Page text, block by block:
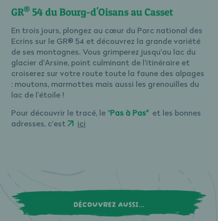
GR® 54 du Bourg-d'Oisans au Casset
En trois jours, plongez au cœur du Parc national des
Ecrins sur le GR® 54 et découvrez la grande variété
de ses montagnes. Vous grimperez jusqu'au lac du
glacier d'Arsine, point culminant de l'itinéraire et
croiserez sur votre route toute la faune des alpages
: moutons, marmottes mais aussi les grenouilles du
lac de l'étoile !
Pour découvrir le tracé, le "Pas à Pas"et les bonnes
adresses, c'est
ici
DÉCOUVREZ AUSSI...